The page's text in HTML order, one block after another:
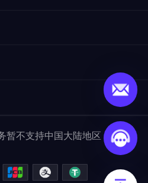
暂不支持中国大陆地区，敬请